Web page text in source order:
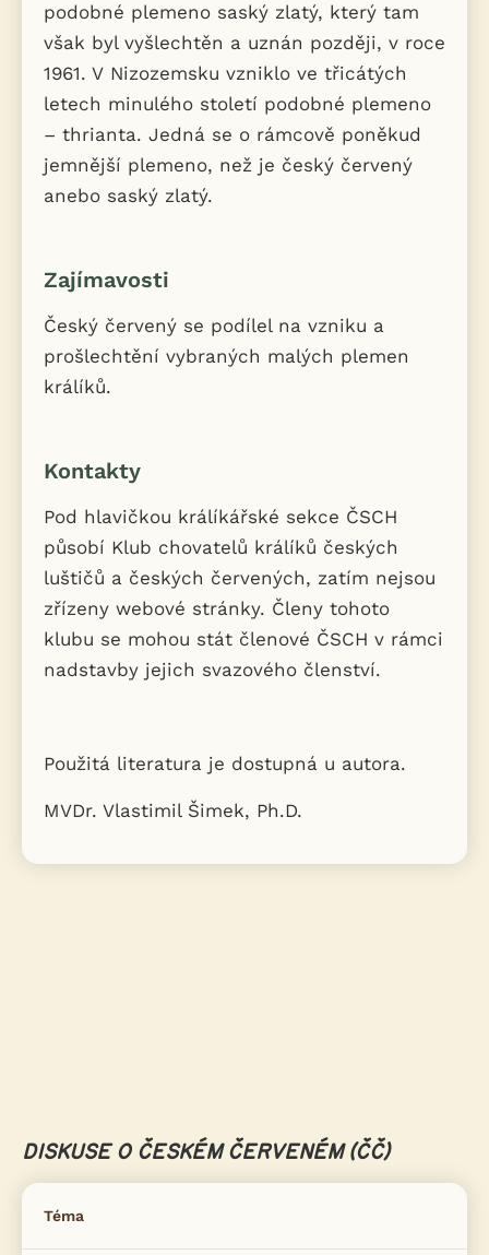
podobné plemeno saský zlatý, který tam
však byl vyšlechtěn a uznán později, v roce
1961. V Nizozemsku vzniklo ve třicátých
letech minulého století podobné plemeno
– thrianta. Jedná se o rámcově poněkud
jemnější plemeno, než je český červený
anebo saský zlatý.
Zajímavosti
Český červený se podílel na vzniku a
prošlechtění vybraných malých plemen
králíků.
Kontakty
Pod hlavičkou králíkářské sekce ČSCH
působí Klub chovatelů králíků českých
luštičů a českých červených, zatím nejsou
zřízeny webové stránky. Členy tohoto
klubu se mohou stát členové ČSCH v rámci
nadstavby jejich svazového členství.
Použitá literatura je dostupná u autora.
MVDr. Vlastimil Šimek, Ph.D.
DISKUSE O ČESKÉM ČERVENÉM (ČČ)
Téma